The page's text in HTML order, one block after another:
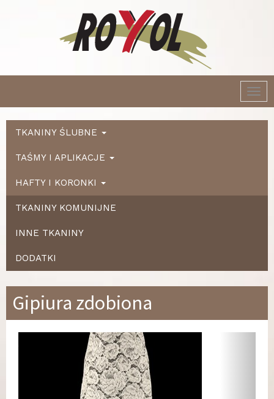
TKANINY ŚLUBNE
TAŚMY I APLIKACJE
HAFTY I KORONKI
TKANINY KOMUNIJNE
INNE TKANINY
DODATKI
Gipiura zdobiona